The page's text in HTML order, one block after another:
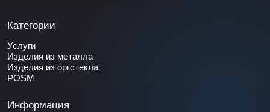
Категории
Услуги
Изделия из металла
Изделия из оргстекла
POSM
Информация